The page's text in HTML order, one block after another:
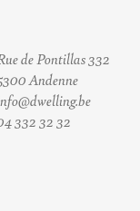
de Pontillas 332
Andenne
332 32 32